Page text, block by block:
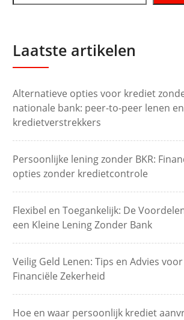
Laatste artikelen
Alternatieve opties voor krediet
nationale bank: peer-to-peer lenen
kredietverstrekkers
Persoonlijke lening zonder BKR:
opties zonder kredietcontrole
Flexibel en Toegankelijk: De
een Kleine Lening Zonder Bank
Veilig Geld Lenen: Tips en Advies voor
Financiële Zekerheid
Hoe en waar persoonlijk krediet